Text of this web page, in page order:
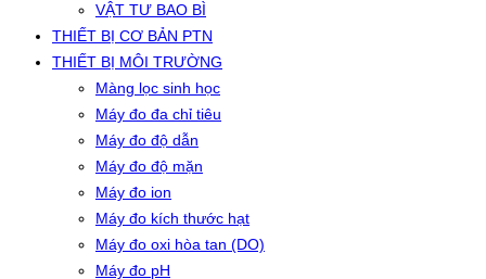
VẬT TƯ BAO BÌ
THIẾT BỊ CƠ BẢN PTN
THIẾT BỊ MÔI TRƯỜNG
Màng lọc sinh học
Máy đo đa chỉ tiêu
Máy đo độ dẫn
Máy đo độ mặn
Máy đo ion
Máy đo kích thước hạt
Máy đo oxi hòa tan (DO)
Máy đo pH